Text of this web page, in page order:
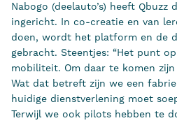
Nabogo (deelauto’s) heeft Qbuzz
ingericht. In co-creatie en van
doen, wordt het platform en de
gebracht. Steentjes: “Het punt
mobiliteit. Om daar te komen
Wat dat betreft zijn we een
huidige dienstverlening moet
Terwijl we ook pilots hebben te